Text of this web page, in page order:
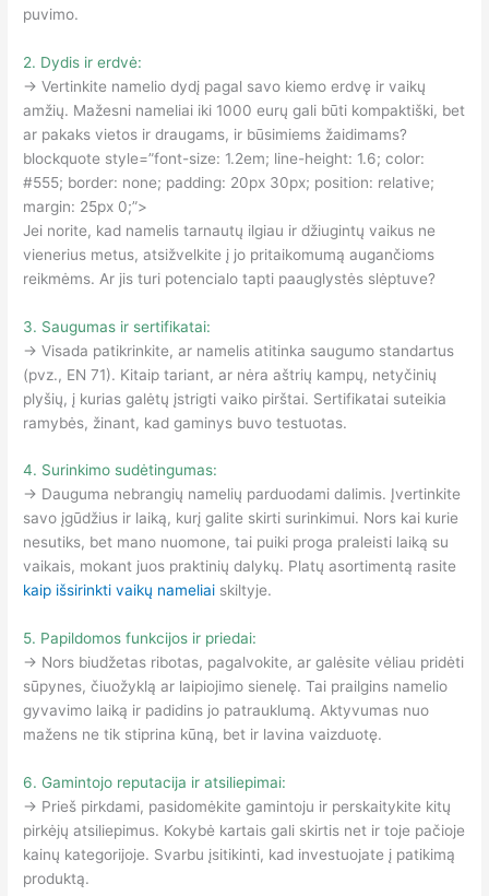
puvimo.
2. Dydis ir erdvė:
→ Vertinkite namelio dydį pagal savo kiemo erdvę ir vaikų
amžių. Mažesni nameliai iki 1000 eurų gali būti kompaktiški, bet
ar pakaks vietos ir draugams, ir būsimiems žaidimams?
blockquote style=”font-size: 1.2em; line-height: 1.6; color:
#555; border: none; padding: 20px 30px; position: relative;
margin: 25px 0;”>
Jei norite, kad namelis tarnautų ilgiau ir džiugintų vaikus ne
vienerius metus, atsižvelkite į jo pritaikomumą augančioms
reikmėms. Ar jis turi potencialo tapti paauglystės slėptuve?
3. Saugumas ir sertifikatai:
→ Visada patikrinkite, ar namelis atitinka saugumo standartus
(pvz., EN 71). Kitaip tariant, ar nėra aštrių kampų, netyčinių
plyšių, į kurias galėtų įstrigti vaiko pirštai. Sertifikatai suteikia
ramybės, žinant, kad gaminys buvo testuotas.
4. Surinkimo sudėtingumas:
→ Dauguma nebrangių namelių parduodami dalimis. Įvertinkite
savo įgūdžius ir laiką, kurį galite skirti surinkimui. Nors kai kurie
nesutiks, bet mano nuomone, tai puiki proga praleisti laiką su
vaikais, mokant juos praktinių dalykų. Platų asortimentą rasite
kaip išsirinkti vaikų nameliai skiltyje.
5. Papildomos funkcijos ir priedai:
→ Nors biudžetas ribotas, pagalvokite, ar galėsite vėliau pridėti
sūpynes, čiuožyklą ar laipiojimo sienelę. Tai prailgins namelio
gyvavimo laiką ir padidins jo patrauklumą. Aktyvumas nuo
mažens ne tik stiprina kūną, bet ir lavina vaizduotę.
6. Gamintojo reputacija ir atsiliepimai:
→ Prieš pirkdami, pasidomėkite gamintoju ir perskaitykite kitų
pirkėjų atsiliepimus. Kokybė kartais gali skirtis net ir toje pačioje
kainų kategorijoje. Svarbu įsitikinti, kad investuojate į patikimą
produktą.